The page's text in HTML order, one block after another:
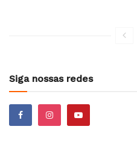
Siga nossas redes